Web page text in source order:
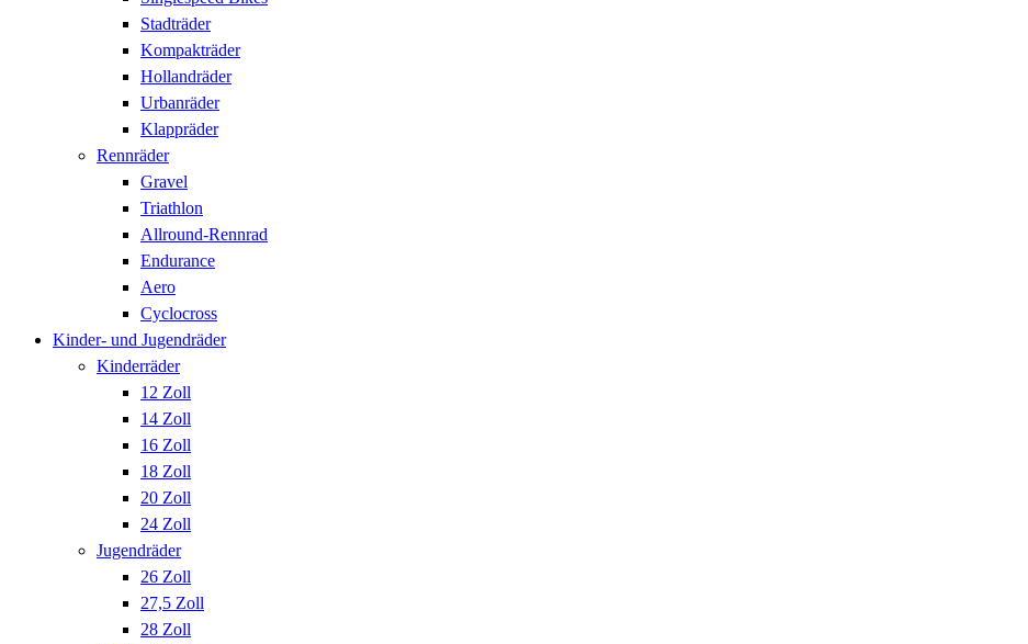
Stadträder
Kompakträder
Hollandräder
Urbanräder
Klappräder
Rennräder
Gravel
Triathlon
Allround-Rennrad
Endurance
Aero
Cyclocross
Kinder- und Jugendräder
Kinderräder
12 Zoll
14 Zoll
16 Zoll
18 Zoll
20 Zoll
24 Zoll
Jugendräder
26 Zoll
27,5 Zoll
28 Zoll